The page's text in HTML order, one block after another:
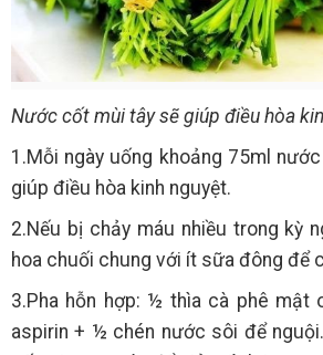
Nước cốt mùi tây sẽ giúp điều hòa
1.Mỗi ngày uống khoảng 75ml
giúp điều hòa kinh nguyệt.
2.Nếu bị chảy máu nhiều trong kỳ
hoa chuối chung với ít sữa đông để
3.Pha hỗn hợp: ½ thìa cà phê mật
aspirin + ½ chén nước sôi để